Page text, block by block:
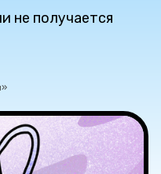
не получается